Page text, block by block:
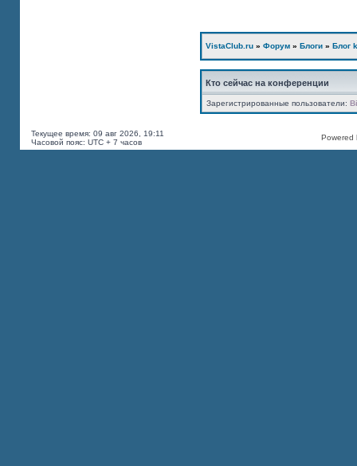
VistaClub.ru » Форум » Блоги » Блог
Кто сейчас на конференции
Зарегистрированные пользователи:
Текущее время: 09 авг 2026, 19:11
Часовой пояс: UTC + 7 часов
Powered